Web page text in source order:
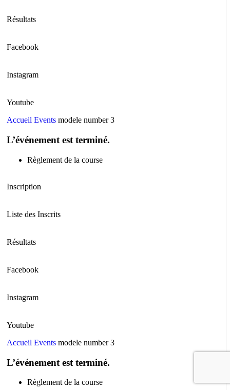
Résultats
Facebook
Instagram
Youtube
Accueil Events modele number 3
L’événement est terminé.
Règlement de la course
Inscription
Liste des Inscrits
Résultats
Facebook
Instagram
Youtube
Accueil Events modele number 3
L’événement est terminé.
Règlement de la course